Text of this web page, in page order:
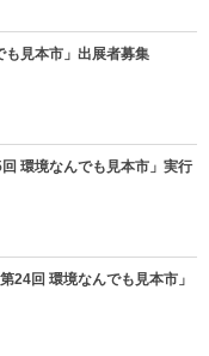
も見本市」出展者募集
回 環境なんでも見本市」実行
24回 環境なんでも見本市」